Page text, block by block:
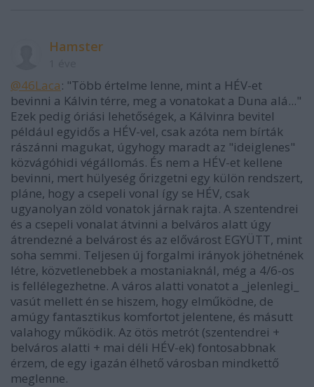
Hamster
@46Laca: "Több értelme lenne, mint a HÉV-et
bevinni a Kálvin térre, meg a vonatokat a Duna alá..."
Ezek pedig óriási lehetőségek, a Kálvinra bevitel
például egyidős a HÉV-vel, csak azóta nem bírták
rászánni magukat, úgyhogy maradt az "ideiglenes"
közvágóhidi végállomás. És nem a HÉV-et kellene
bevinni, mert hülyeség őrizgetni egy külön rendszert,
pláne, hogy a csepeli vonal így se HÉV, csak
ugyanolyan zöld vonatok járnak rajta. A szentendrei
és a csepeli vonalat átvinni a belváros alatt úgy
átrendezné a belvárost és az elővárost EGYÜTT, mint
soha semmi. Teljesen új forgalmi irányok jöhetnének
létre, közvetlenebbek a mostaniaknál, még a 4/6-os
is fellélegezhetne. A város alatti vonatot a _jelenlegi_
vasút mellett én se hiszem, hogy elműködne, de
amúgy fantasztikus komfortot jelentene, és másutt
valahogy működik. Az ötös metrót (szentendrei +
belváros alatti + mai déli HÉV-ek) fontosabbnak
érzem, de egy igazán élhető városban mindkettő
meglenne.